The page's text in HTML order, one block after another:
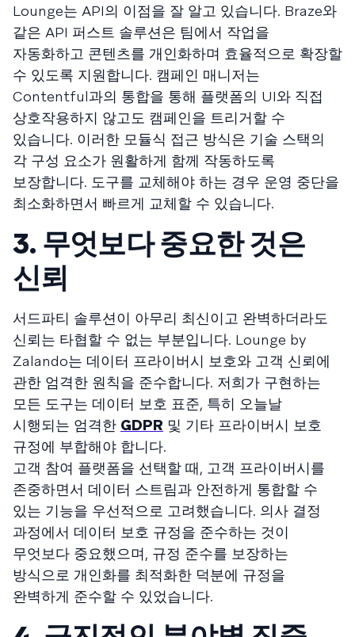
Lounge는 API의 이점을 잘 알고 있습니다. Braze와
같은 API 퍼스트 솔루션은 팀에서 작업을
자동화하고 콘텐츠를 개인화하며 효율적으로 확장할
수 있도록 지원합니다. 캠페인 매니저는
Contentful과의 통합을 통해 플랫폼의 UI와 직접
상호작용하지 않고도 캠페인을 트리거할 수
있습니다. 이러한 모듈식 접근 방식은 기술 스택의
각 구성 요소가 원활하게 함께 작동하도록
보장합니다. 도구를 교체해야 하는 경우 운영 중단을
최소화하면서 빠르게 교체할 수 있습니다.
3. 무엇보다 중요한 것은
신뢰
서드파티 솔루션이 아무리 최신이고 완벽하더라도
신뢰는 타협할 수 없는 부분입니다. Lounge by
Zalando는 데이터 프라이버시 보호와 고객 신뢰에
관한 엄격한 원칙을 준수합니다. 저희가 구현하는
모든 도구는 데이터 보호 표준, 특히 오늘날
시행되는 엄격한 GDPR 및 기타 프라이버시 보호
규정에 부합해야 합니다.
고객 참여 플랫폼을 선택할 때, 고객 프라이버시를
존중하면서 데이터 스트림과 안전하게 통합할 수
있는 기능을 우선적으로 고려했습니다. 의사 결정
과정에서 데이터 보호 규정을 준수하는 것이
무엇보다 중요했으며, 규정 준수를 보장하는
방식으로 개인화를 최적화한 덕분에 규정을
완벽하게 준수할 수 있었습니다.